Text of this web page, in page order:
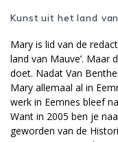
Kunst uit het land
Mary is lid van de
land van Mauve’. Maar
doet. Nadat Van
Mary allemaal al in
werk in Eemnes bleef
Want in 2005 ben je
geworden van de